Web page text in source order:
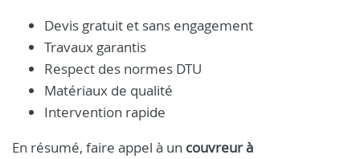
Devis gratuit et sans engagement
Travaux garantis
Respect des normes DTU
Matériaux de qualité
Intervention rapide
En résumé, faire appel à un couvreur à